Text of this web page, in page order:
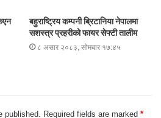
बहुराष्ट्रिय कम्पनी ब्रिटानिया नेपालमा
सशस्त्र प्रहरीको फायर सेफ्टी तालीम
८ असार २०८३, सोमबार १७:४५
published. Required fields are marked *